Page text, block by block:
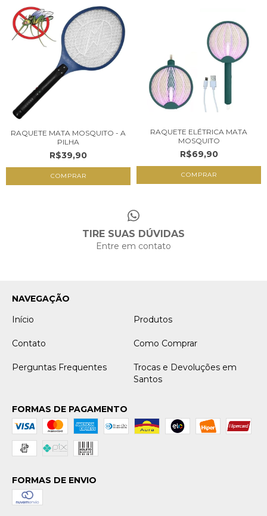
RAQUETE MATA MOSQUITO - A
PILHA
R$39,90
RAQUETE ELÉTRICA MATA
MOSQUITO
R$69,90
COMPRAR
TIRE SUAS DÚVIDAS
Entre em contato
NAVEGAÇÃO
Início
Produtos
Contato Como Comprar
Perguntas Frequentes
Trocas e Devoluções em
Santos
FORMAS DE PAGAMENTO
FORMAS DE ENVIO